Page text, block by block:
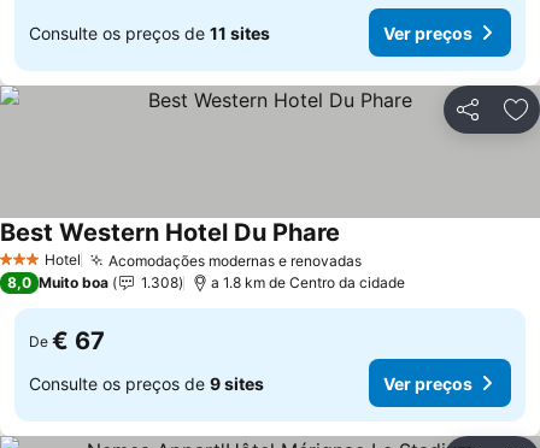
Consulte os preços de 11 sites Ver preços
Partilhar
3 EstrelasHotel Acomodações modernas e renovadas
Best Western Hotel Du Phare
8,0 Muito boa 1.308 a 1.8 km de Centro da cidade
De € 67
Consulte os preços de 9 sites Ver preços